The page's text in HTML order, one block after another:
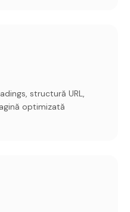
structură URL,
optimizată